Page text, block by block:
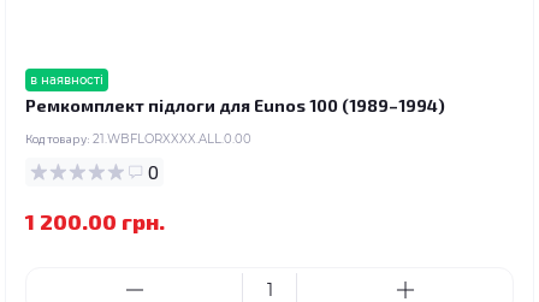
в наявності
Ремкомплект підлоги для Eunos 100 (1989–1994)
Код товару: 21.WBFLORXXXX.ALL.0.00
0
1 200.00 грн.